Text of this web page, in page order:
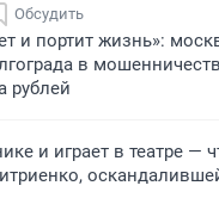
Обсудить
и портит жизнь»:
в
рублей
и играет в театре —